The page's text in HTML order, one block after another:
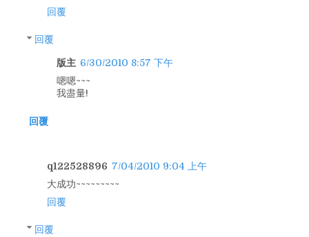
回覆
回覆
版主 6/30/2010 8:57 下午
嗯嗯~~~
我盡量!
回覆
q122528896 7/04/2010 9:04 上午
大成功~~~~~~~~~
回覆
回覆